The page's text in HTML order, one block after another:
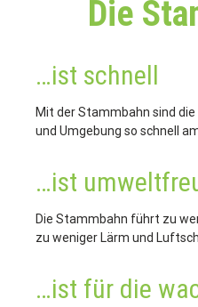
Die
…ist schnell
Mit der Stammbahn sind
und Umgebung so schnell
…ist
Die Stammbahn führt zu
zu weniger Lärm und
…ist für die